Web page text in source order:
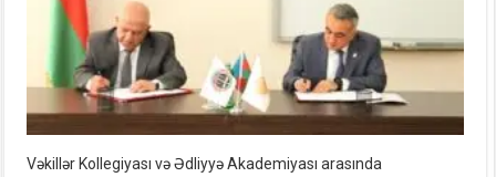
Vəkillər Kollegiyası və Ədliyyə Akademiyası arasında